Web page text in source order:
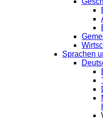
Sprachen